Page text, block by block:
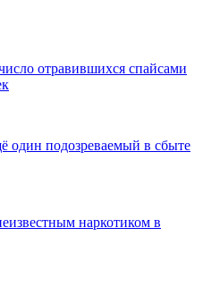
отравившихся спайсами
один подозреваемый в сбыте
наркотиком в